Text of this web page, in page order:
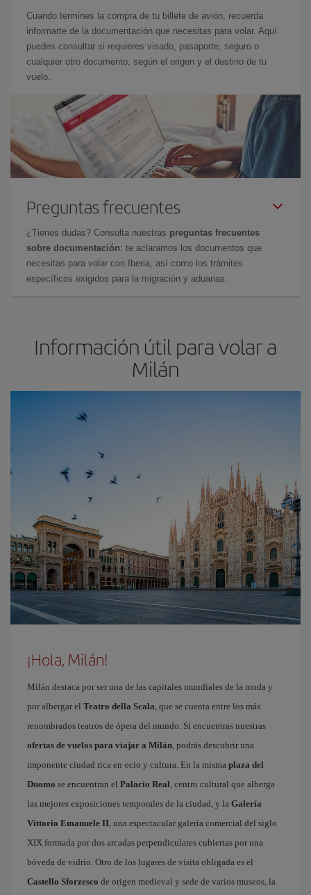
Cuando termines la compra de tu billete de avión, recuerda
informarte de la documentación que necesitas para volar. Aquí
puedes consultar si requieres visado, pasaporte, seguro o
cualquier otro documento, según el origen y el destino de tu
vuelo.
Preguntas frecuentes
¿Tienes dudas? Consulta nuestras preguntas frecuentes
sobre documentación: te aclaramos los documentos que
necesitas para volar con Iberia, así como los trámites
específicos exigidos para la migración y aduanas.
Información útil para volar a
Milán
¡Hola, Milán!
Milán destaca por ser una de las capitales mundiales de la moda y
por albergar el Teatro della Scala, que se cuenta entre los más
renombrados teatros de ópera del mundo. Si encuentras nuestras
ofertas de vuelos para viajar a Milán, podrás descubrir una
imponente ciudad rica en ocio y cultura. En la misma plaza del
Duomo se encuentran el Palacio Real, centro cultural que alberga
las mejores exposiciones temporales de la ciudad, y la Galería
Vittorio Emanuele II, una espectacular galería comercial del siglo
XIX formada por dos arcadas perpendiculares cubiertas por una
bóveda de vidrio. Otro de los lugares de visita obligada es el
Castello Sforzesco de origen medieval y sede de varios museos, la